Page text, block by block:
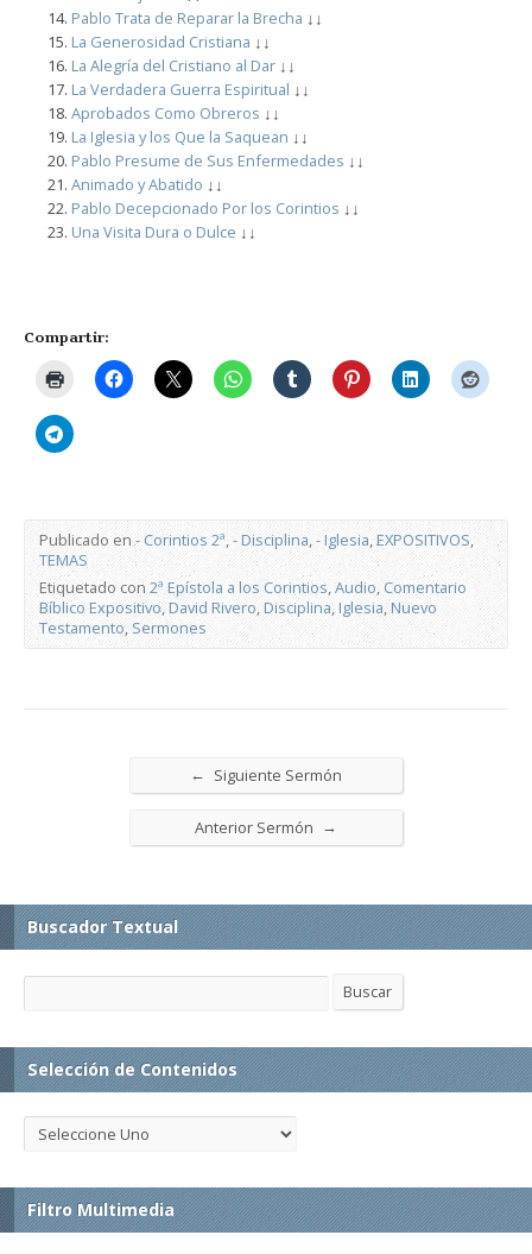
Pablo Trata de Reparar la Brecha ↓↓
La Generosidad Cristiana ↓↓
La Alegría del Cristiano al Dar ↓↓
La Verdadera Guerra Espiritual ↓↓
Aprobados Como Obreros ↓↓
La Iglesia y los Que la Saquean ↓↓
Pablo Presume de Sus Enfermedades ↓↓
Animado y Abatido ↓↓
Pablo Decepcionado Por los Corintios ↓↓
Una Visita Dura o Dulce ↓↓
Compartir:
Publicado en- Corintios 2ª,- Disciplina,- Iglesia,EXPOSITIVOS,
TEMAS
Etiquetado con2ª Epístola a los Corintios,Audio, Comentario
Bíblico Expositivo,David Rivero,Disciplina,Iglesia,Nuevo
Testamento,Sermones
← Siguiente Sermón
Anterior Sermón →
Buscador Textual
Buscar
Selección de Contenidos
Filtro Multimedia